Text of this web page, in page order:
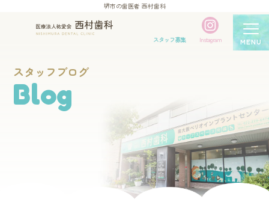
堺市の歯医者 西村歯科
スタッフ募集 Instagram MENU
スタッフブログ
Blog